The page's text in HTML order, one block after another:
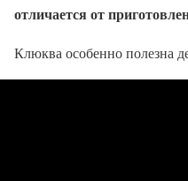
отличается от
Клюква особенно полезна